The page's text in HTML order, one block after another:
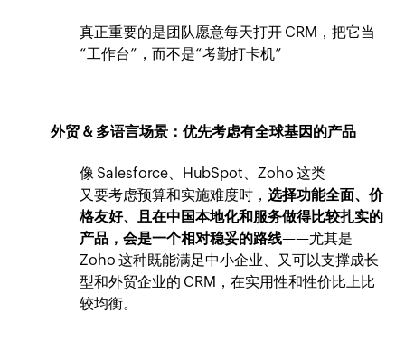
真正重要的是团队愿意每天打开 CRM，把它当
“工作台”，而不是“考勤打卡机”
外贸 & 多语言场景：优先考虑有全球基因的产品
像 Salesforce、HubSpot、Zoho 这类
又要考虑预算和实施难度时，选择功能全面、价
格友好、且在中国本地化和服务做得比较扎实的
产品，会是一个相对稳妥的路线——尤其是
Zoho 这种既能满足中小企业、又可以支撑成长
型和外贸企业的 CRM，在实用性和性价比上比
较均衡。